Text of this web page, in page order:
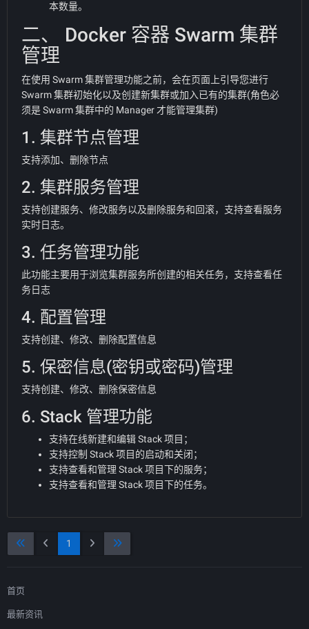
本数量。
二、 Docker 容器 Swarm 集群
管理
在使用 Swarm 集群管理功能之前，会在页面上引导您进行
Swarm 集群初始化以及创建新集群或加入已有的集群(角色必
须是 Swarm 集群中的 Manager 才能管理集群)
1. 集群节点管理
支持添加、删除节点
2. 集群服务管理
支持创建服务、修改服务以及删除服务和回滚，支持查看服务
实时日志。
3. 任务管理功能
此功能主要用于浏览集群服务所创建的相关任务，支持查看任
务日志
4. 配置管理
支持创建、修改、删除配置信息
5. 保密信息(密钥或密码)管理
支持创建、修改、删除保密信息
6. Stack 管理功能
支持在线新建和编辑 Stack 项目；
支持控制 Stack 项目的启动和关闭；
支持查看和管理 Stack 项目下的服务；
支持查看和管理 Stack 项目下的任务。
1
首页
最新资讯